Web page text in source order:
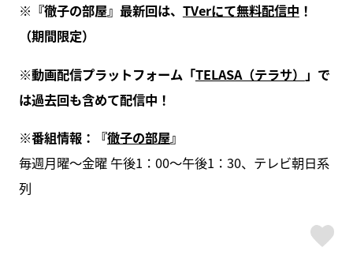
※『徹子の部屋』最新回は、 TVerにて無料配信中 ！
（期間限定）
※動画配信プラットフォーム「TELASA（テラサ） 」で
は過去回も含めて配信中！
※番組情報：『徹子の部屋』
毎週月曜～金曜 午後1：00～午後1：30、テレビ朝日系
列